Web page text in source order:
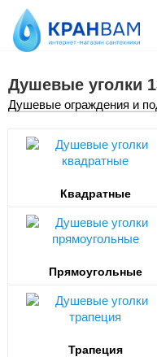
Душевые уголки
Душевые ограждения и
Квадратные
Прямоугольные
Трапеция